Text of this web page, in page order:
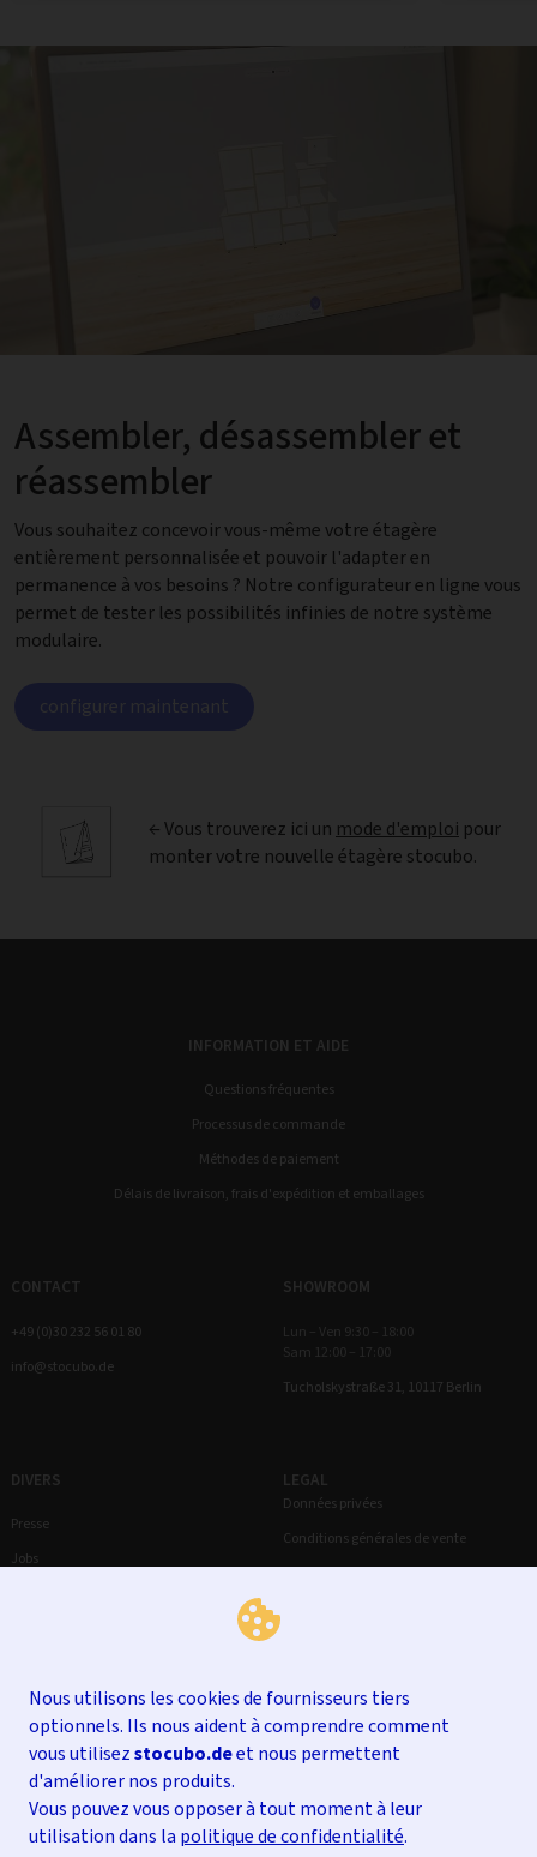
Nous utilisons les cookies de fournisseurs tiers
optionnels. Ils nous aident à comprendre comment
vous utilisezstocubo.deet nous permettent
d'améliorer nos produits.
Vous pouvez vous opposer à tout moment à leur
utilisation dans la politique de confidentialité.
Assembler, désassembler et
réassembler
Vous souhaitez concevoir vous-même votre étagère
entièrement personnalisée et pouvoir l'adapter en
permanence à vos besoins ? Notre configurateur en ligne vous
permet de tester les possibilités infinies de notre système
modulaire.
configurer maintenant
← Vous trouverez ici un mode d'emploi pour
monter votre nouvelle étagère stocubo.
INFORMATION ET AIDE
Questions fréquentes
Processus de commande
Méthodes de paiement
Délais de livraison, frais d'expédition et emballages
CONTACT
+49 (0)30 232 56 01 80
info@stocubo.de
SHOWROOM
Lun – Ven 9:30 – 18:00
Sam 12:00 – 17:00
Tucholskystraße 31, 10117 Berlin
DIVERS
Presse
Jobs
LEGAL
Données privées
Conditions générales de vente
Droit de rétractation